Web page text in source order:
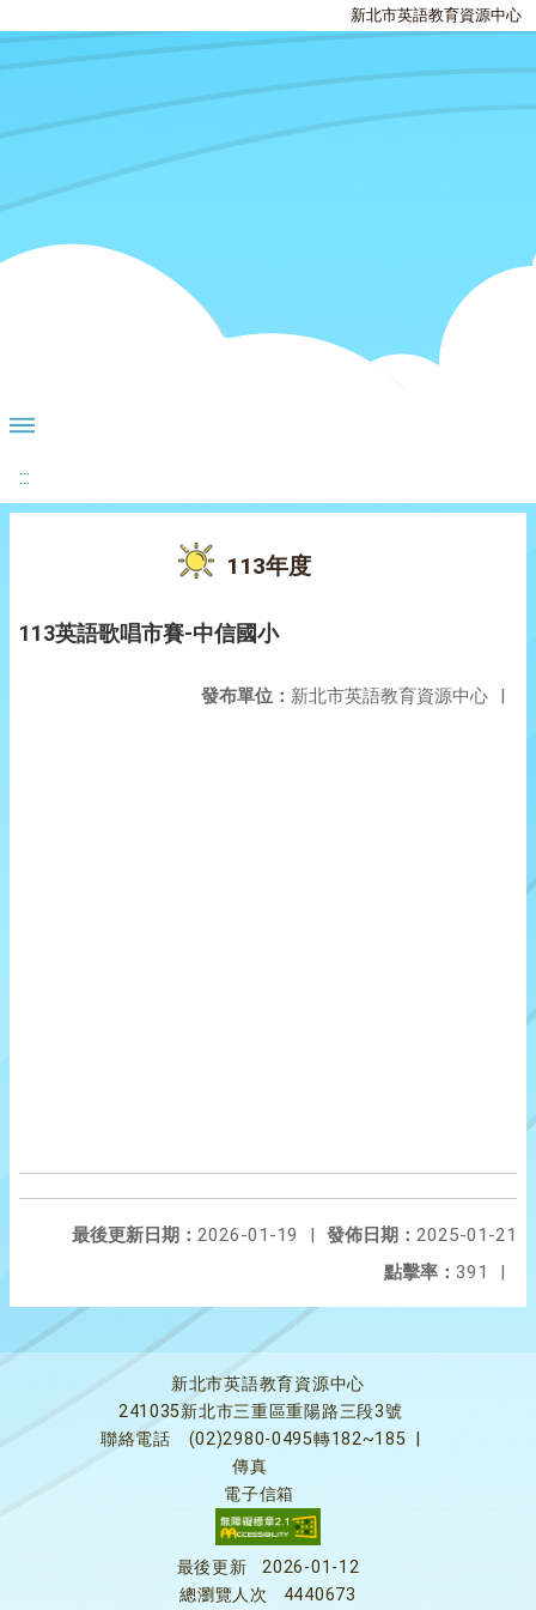
新北市英語教育資源中心
:::
113年度
113英語歌唱市賽-中信國小
發布單位： 新北市英語教育資源中心 |
發佈日期： 2025-01-21
最後更新日期： 2026-01-19
|
點擊率： 391 |
新北市英語教育資源中心
241035新北市三重區重陽路三段3號
聯絡電話
(02)2980-0495轉182~185
傳真
電子信箱
最後更新
2026-01-12
總瀏覽人次
4440673